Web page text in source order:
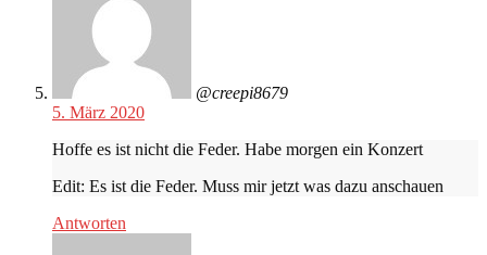
@creepi8679
5. März 2020
Hoffe es ist nicht die Feder. Habe morgen ein Konzert
Edit: Es ist die Feder. Muss mir jetzt was dazu anschauen
Antworten